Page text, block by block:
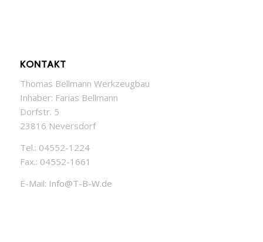
KONTAKT
Thomas Bellmann Werkzeugbau
Inhaber: Farias Bellmann
Dorfstr. 5
23816 Neversdorf
Tel.: 04552-1224
Fax.: 04552-1661
E-Mail: Info@T-B-W.de